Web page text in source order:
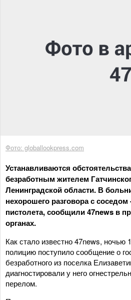
Фото: globallookpress.com
Устанавливаются
безработным жителем
Ленинградской области. В
нехорошего разговора с
пистолета, сообщили 47news в
органах.
Как стало известно 47news, ночью
полицию поступило сообщение о
безработного из поселка
диагностировали у него
перелом.